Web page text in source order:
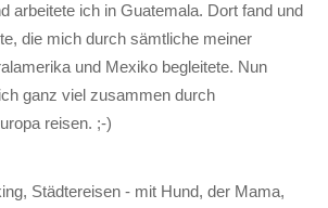
arbeitete ich in Guatemala. Dort fand und
die mich durch sämtliche meiner
und Mexiko begleitete. Nun
ganz viel zusammen durch
reisen. ;-)
Städtereisen - mit Hund, der Mama,